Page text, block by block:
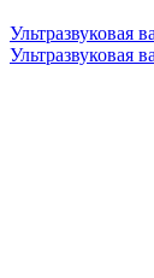
Ультразвуковая
Ультразвуковая